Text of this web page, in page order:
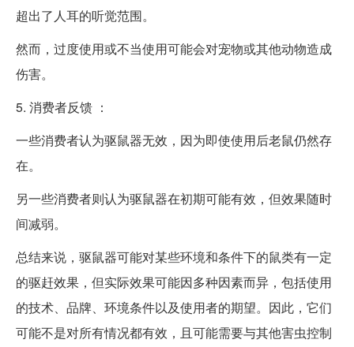
超出了人耳的听觉范围。
然而，过度使用或不当使用可能会对宠物或其他动物造成
伤害。
5. 消费者反馈 ：
一些消费者认为驱鼠器无效，因为即使使用后老鼠仍然存
在。
另一些消费者则认为驱鼠器在初期可能有效，但效果随时
间减弱。
总结来说，驱鼠器可能对某些环境和条件下的鼠类有一定
的驱赶效果，但实际效果可能因多种因素而异，包括使用
的技术、品牌、环境条件以及使用者的期望。因此，它们
可能不是对所有情况都有效，且可能需要与其他害虫控制